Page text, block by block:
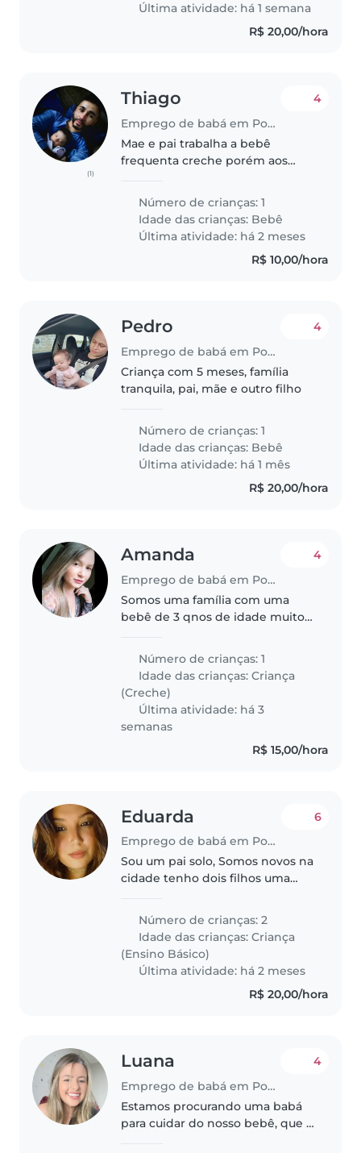
Última atividade: há 1 semana
R$ 20,00/hora
(1)
Thiago
Emprego de babá em Poços de Caldas
4
Mae e pai trabalha a bebê
frequenta creche porém aos
precisar de uma baba
preferência que fique em nossa
residência.
Número de crianças: 1
Idade das crianças: Bebê
Última atividade: há 2 meses
R$ 10,00/hora
Pedro
Emprego de babá em Poços de Caldas
4
Criança com 5 meses, família
tranquila, pai, mãe e outro filho
Número de crianças: 1
Idade das crianças: Bebê
Última atividade: há 1 mês
R$ 20,00/hora
Amanda
Emprego de babá em Poços de Caldas
4
Somos uma família com uma
bebê de 3 qnos de idade muito
confiável, atenciosa e com
experiência no cuidado de
bebês que possa..
Número de crianças: 1
Idade das crianças:Criança
(Creche)
Última atividade: há 3
semanas
R$ 15,00/hora
Eduarda
Emprego de babá em Poços de Caldas
6
Sou um pai solo, Somos novos na
cidade tenho dois filhos uma
inteligentes, extrovertidos,
muito carinhosos e preciso de
uma pessoa de confiança e que
goste..
Número de crianças: 2
Idade das crianças:Criança
(Ensino Básico)
Última atividade: há 2 meses
R$ 20,00/hora
Luana
Emprego de babá em Poços de Caldas
4
Estamos procurando uma babá
para cuidar do nosso bebê, que é